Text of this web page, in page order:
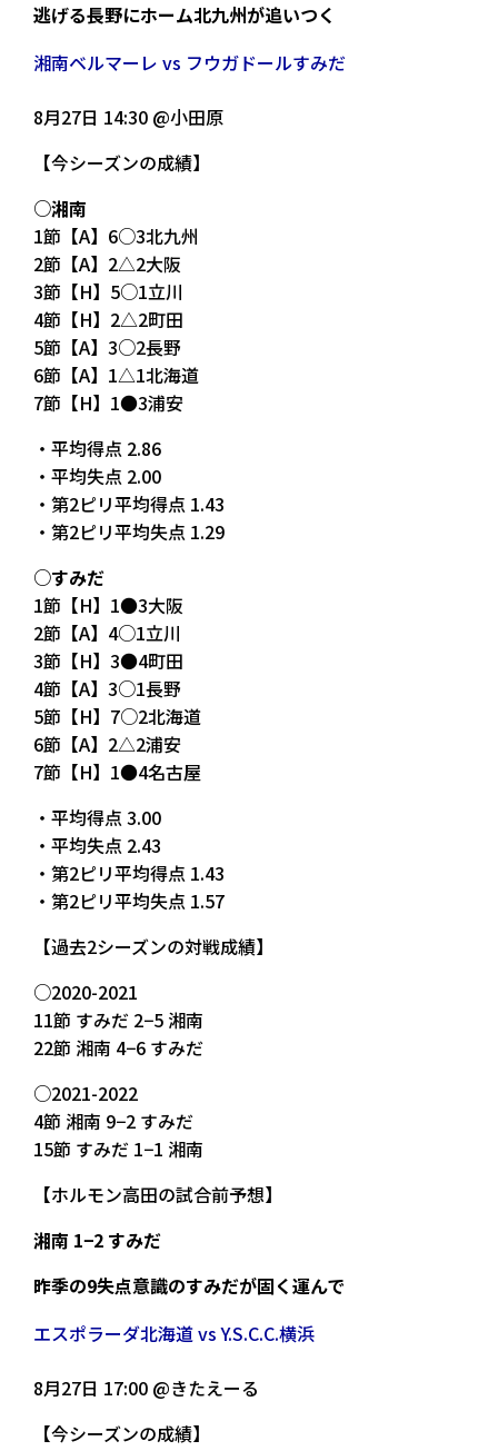
逃げる長野にホーム北九州が追いつく
湘南ベルマーレ vs フウガドールすみだ
8月27日 14:30 @小田原
【今シーズンの成績】
○湘南
1節【A】6○3北九州
2節【A】2△2大阪
3節【H】5○1立川
4節【H】2△2町田
5節【A】3○2長野
6節【A】1△1北海道
7節【H】1●3浦安
・平均得点 2.86
・平均失点 2.00
・第2ピリ平均得点 1.43
・第2ピリ平均失点 1.29
○すみだ
1節【H】1●3大阪
2節【A】4○1立川
3節【H】3●4町田
4節【A】3○1長野
5節【H】7○2北海道
6節【A】2△2浦安
7節【H】1●4名古屋
・平均得点 3.00
・平均失点 2.43
・第2ピリ平均得点 1.43
・第2ピリ平均失点 1.57
【過去2シーズンの対戦成績】
○2020-2021
11節 すみだ 2−5 湘南
22節 湘南 4−6 すみだ
○2021-2022
4節 湘南 9−2 すみだ
15節 すみだ 1−1 湘南
【ホルモン高田の試合前予想】
湘南 1−2 すみだ
昨季の9失点意識のすみだが固く運んで
エスポラーダ北海道 vs Y.S.C.C.横浜
8月27日 17:00 @きたえーる
【今シーズンの成績】